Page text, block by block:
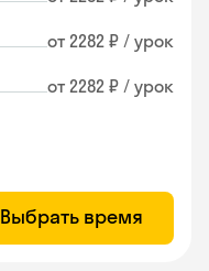
от 2282 ₽ / урок
от 2282 ₽ / урок
Выбрать время